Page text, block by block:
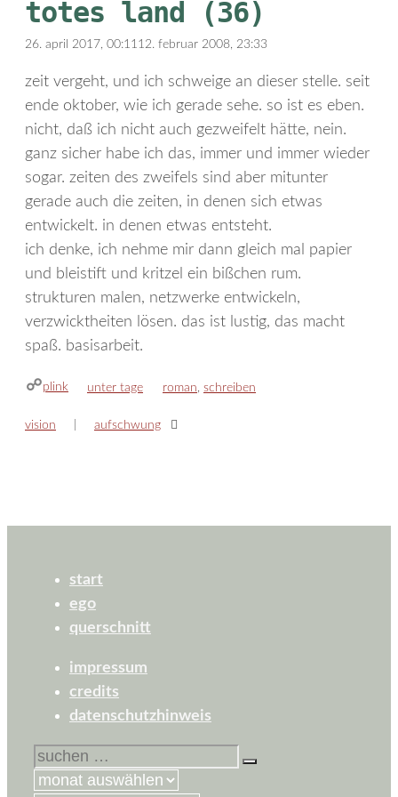
totes land (36)
26. april 2017, 00:11 12. februar 2008, 23:33
zeit vergeht, und ich schweige an dieser stelle. seit
ende oktober, wie ich gerade sehe. so ist es eben.
nicht, daß ich nicht auch gezweifelt hätte, nein.
ganz sicher habe ich das, immer und immer wieder
sogar. zeiten des zweifels sind aber mitunter
gerade auch die zeiten, in denen sich etwas
entwickelt. in denen etwas entsteht.
ich denke, ich nehme mir dann gleich mal papier
und bleistift und kritzel ein bißchen rum.
strukturen malen, netzwerke entwickeln,
verzwicktheiten lösen. das ist lustig, das macht
spaß. basisarbeit.
plink kategorien
unter tage schlagwörter
roman schreiben
vision aufschwung
start
ego
querschnitt
impressum
credits
datenschutzhinweis
suchen
nach: